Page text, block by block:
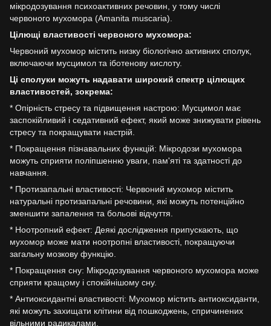
мікродозування психоактивних речовин, у тому числі
червоного мухомора (Amanita muscaria).
Цілющі властивості червоного мухомора:
Червоний мухомор містить низку біологічно активних сполук,
включаючи мусцимол та іботенову кислоту.
Ці сполуки можуть надавати широкий спектр цілющих
властивостей, зокрема:
* Опірність стресу та підвищення настрою: Мусцимол має
заспокійливий і седативний ефект, який може знижувати рівень
стресу та покращувати настрій.
* Покращення пізнавальних функцій: Мікродози мухомора
можуть сприяти поліпшенню уваги, пам'яті та здатності до
навчання.
* Протизапальні властивості: Червоний мухомор містить
натуральні протизапальні речовини, які можуть потенційно
зменшити запалення та больові відчуття.
* Ноотропний ефект: Деякі дослідження припускають, що
мухомор може мати ноотропні властивості, покращуючи
загальну мозкову функцію.
* Покращення сну: Мікродозування червоного мухомора може
сприяти кращому і спокійнішому сну.
* Антиоксидантні властивості: Мухомор містить антиоксиданти,
які можуть захищати клітини від пошкоджень, спричинених
вільними радикалами.